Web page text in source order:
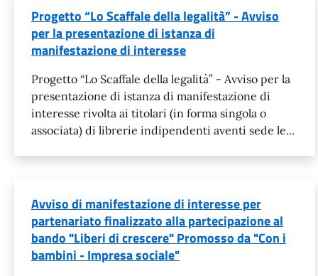
Progetto “Lo Scaffale della legalità” - Avviso
per la presentazione di istanza di
manifestazione di interesse
Progetto “Lo Scaffale della legalità” - Avviso per la
presentazione di istanza di manifestazione di
interesse rivolta ai titolari (in forma singola o
associata) di librerie indipendenti aventi sede le...
Avviso di manifestazione di interesse per
partenariato finalizzato alla partecipazione al
bando "Liberi di crescere" Promosso da "Con i
bambini - Impresa sociale"